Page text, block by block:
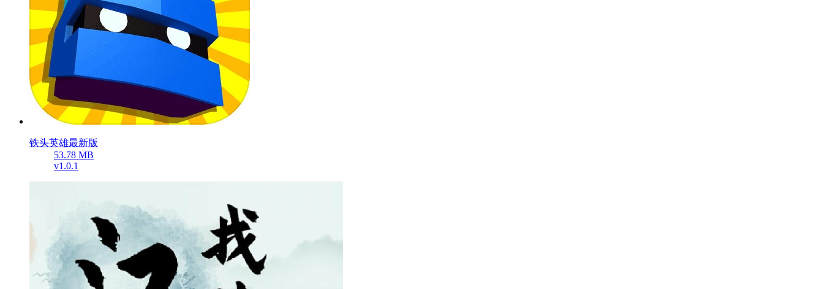
铁头英雄最新版
53.78 MB
v1.0.1